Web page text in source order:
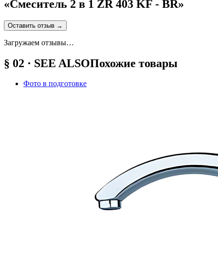
«Смеситель 2 в 1 ZR 403 KF - BR»
Оставить отзыв →
Загружаем отзывы…
§ 02 · SEE ALSOПохожие товары
Фото в подготовке